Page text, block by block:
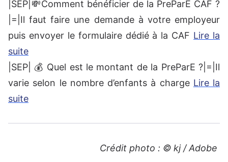
|SEP|💸Comment bénéficier de la PreParE CAF ?
|=|Il faut faire une demande à votre employeur
puis envoyer le formulaire dédié à la CAF Lire la
suite
|SEP| 💰 Quel est le montant de la PreParE ?|=|Il
varie selon le nombre d’enfants à charge Lire la
suite
Crédit photo : © kj / Adobe